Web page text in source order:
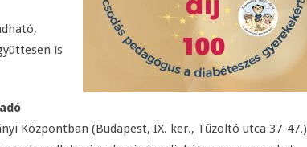
is
Központban (Budapest, IX. ker., Tűzoltó utca 37-47.)